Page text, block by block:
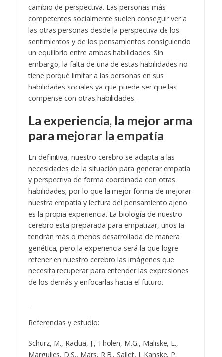
cambio de perspectiva. Las personas más
competentes socialmente suelen conseguir ver a
las otras personas desde la perspectiva de los
sentimientos y de los pensamientos consiguiendo
un equilibrio entre ambas habilidades. Sin
embargo, la falta de una de estas habilidades no
tiene porqué limitar a las personas en sus
habilidades sociales ya que puede ser que las
compense con otras habilidades.
La experiencia, la mejor arma
para mejorar la empatía
En definitiva, nuestro cerebro se adapta a las
necesidades de la situación para generar empatía
y perspectiva de forma coordinada con otras
habilidades; por lo que la mejor forma de mejorar
nuestra empatía y lectura del pensamiento ajeno
es la propia experiencia. La biología de nuestro
cerebro está preparada para empatizar, unos la
tendrán más o menos desarrollada de manera
genética, pero la experiencia será la que logre
retener en nuestro cerebro las imágenes que
necesita recuperar para entender las expresiones
de los demás y enfocarlas hacia el futuro.
Referencias y estudio:
Schurz, M., Radua, J., Tholen, M.G., Maliske, L.,
Margulies, D.S., Mars, R.B., Sallet, J. Kanske, P.